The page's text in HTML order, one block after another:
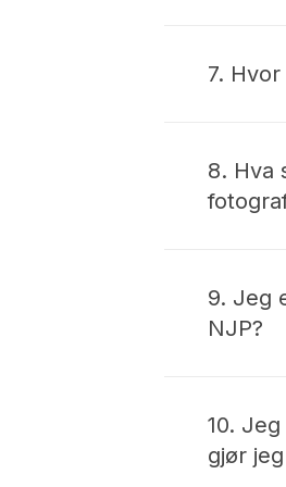
7.
8. Hva
9. Jeg
NJP?
Derfor
Er du
10.
gjør